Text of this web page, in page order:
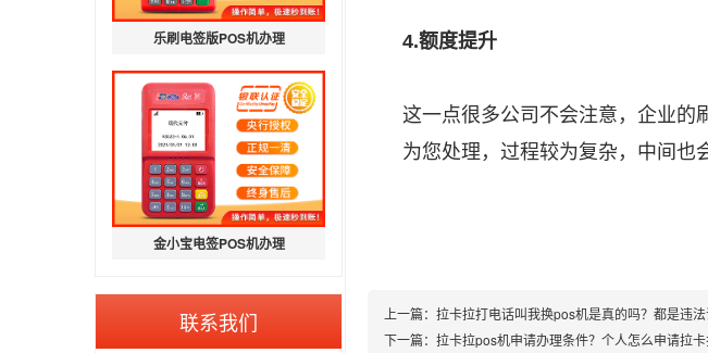
乐刷电签版POS机办理
金小宝电签POS机办理
联系我们
4.额度提升
这一点很多公司不会注意，企业的
为您处理，过程较为复杂，中间也
上一篇： 拉卡拉打电话叫我换pos机是真的吗？都是违
下一篇： 拉卡拉pos机申请办理条件？个人怎么申请拉